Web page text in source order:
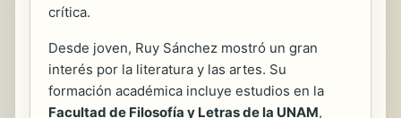
crítica.
Desde joven, Ruy Sánchez mostró un gran
interés por la literatura y las artes. Su
formación académica incluye estudios en la
Facultad de Filosofía y Letras de la UNAM,